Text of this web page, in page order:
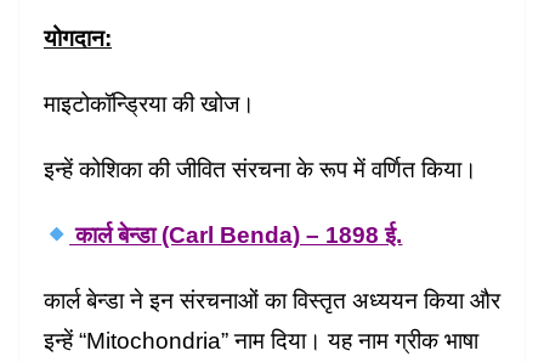
योगदान:
माइटोकॉन्ड्रिया की खोज।
इन्हें कोशिका की जीवित संरचना के रूप में वर्णित किया।
कार्ल बेन्डा (Carl Benda) – 1898 ई.
कार्ल बेन्डा ने इन संरचनाओं का विस्तृत अध्ययन किया और
इन्हें “Mitochondria” नाम दिया। यह नाम ग्रीक भाषा